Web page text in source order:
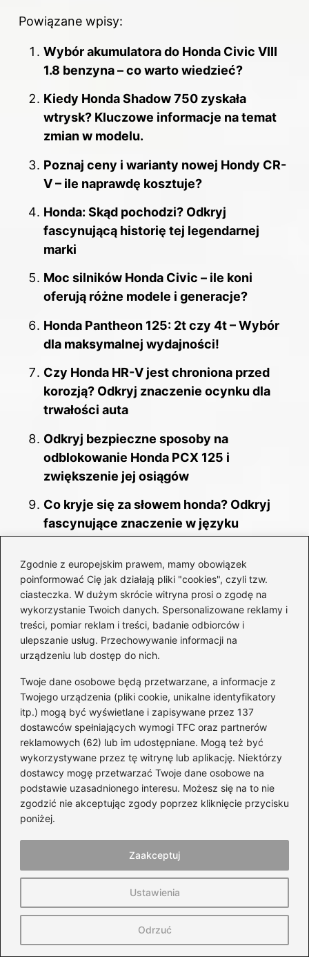
Zgodnie z europejskim prawem, mamy obowiązek
poinformować Cię jak działają pliki "cookies", czyli tzw.
ciasteczka. W dużym skrócie witryna prosi o zgodę na
wykorzystanie Twoich danych. Spersonalizowane reklamy i
treści, pomiar reklam i treści, badanie odbiorców i
ulepszanie usług. Przechowywanie informacji na
urządzeniu lub dostęp do nich.
Twoje dane osobowe będą przetwarzane, a informacje z
Twojego urządzenia (pliki cookie, unikalne identyfikatory
itp.) mogą być wyświetlane i zapisywane przez 137
dostawców spełniających wymogi TFC oraz partnerów
reklamowych (62) lub im udostępniane. Mogą też być
wykorzystywane przez tę witrynę lub aplikację. Niektórzy
dostawcy mogę przetwarzać Twoje dane osobowe na
podstawie uzasadnionego interesu. Możesz się na to nie
zgodzić nie akceptując zgody poprzez kliknięcie przycisku
poniżej.
Ustawienia
Odrzuć
Zaakceptuj
Powiązane wpisy:
Wybór akumulatora do Honda Civic VIII
1.8 benzyna – co warto wiedzieć?
Kiedy Honda Shadow 750 zyskała
wtrysk? Kluczowe informacje na temat
zmian w modelu.
Poznaj ceny i warianty nowej Hondy CR-
V – ile naprawdę kosztuje?
Honda: Skąd pochodzi? Odkryj
fascynującą historię tej legendarnej
marki
Moc silników Honda Civic – ile koni
oferują różne modele i generacje?
Honda Pantheon 125: 2t czy 4t – Wybór
dla maksymalnej wydajności!
Czy Honda HR-V jest chroniona przed
korozją? Odkryj znaczenie ocynku dla
trwałości auta
Odkryj bezpieczne sposoby na
odblokowanie Honda PCX 125 i
zwiększenie jej osiągów
Co kryje się za słowem honda? Odkryj
fascynujące znaczenie w języku
Prosty sposób na zdjęcie boczka drzwi w
Honda CR-V bez uszkodzeń
Ceny i modele Honda Civic
Honda Civic dla młodych kierowców
Innowacje w nowej Hondzie Civic
Opinie ekspertów o Hondzie Civic
Porównanie cen i wyposażenia Hondy Civic
Wiesiek Klimkiewicz
Autor bloga WózkiMotocyklowe.pl to pasjonat szeroko
pojętej motoryzacji – od motocykli i skuterów, przez